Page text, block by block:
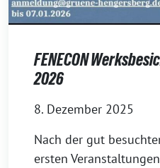
FENECON
2026
8. Dezember 2025
Nach der gut
ersten